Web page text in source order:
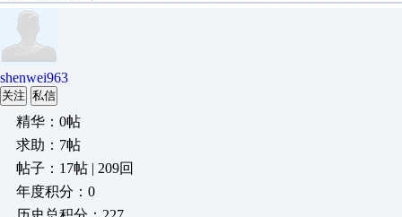
shenwei963
关注 私信
精华：0帖
求助：7帖
帖子：17帖 | 209回
年度积分：0